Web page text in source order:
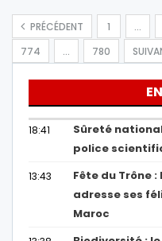
PRÉCÉDENT 1 …
774
… 780
18:41
Sûreté
police
13:43
Fête du Trône
adresse ses
Maroc